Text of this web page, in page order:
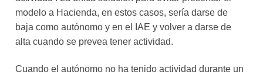
modelo a Hacienda, en estos casos, sería darse de
baja como autónomo y en el IAE y volver a darse de
alta cuando se prevea tener actividad.
Cuando el autónomo no ha tenido actividad durante un